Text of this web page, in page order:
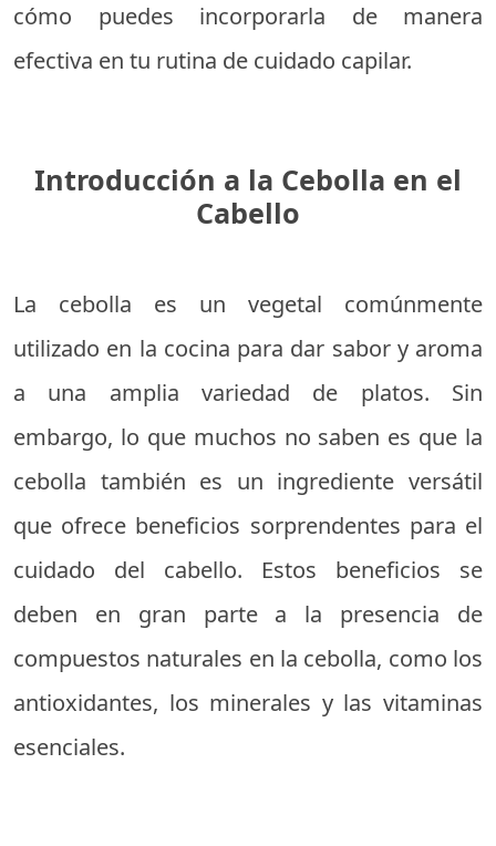
cómo puedes incorporarla de manera
efectiva en tu rutina de cuidado capilar.
Introducción a la Cebolla en el
Cabello
La cebolla es un vegetal comúnmente
utilizado en la cocina para dar sabor y aroma
a una amplia variedad de platos. Sin
embargo, lo que muchos no saben es que la
cebolla también es un ingrediente versátil
que ofrece beneficios sorprendentes para el
cuidado del cabello. Estos beneficios se
deben en gran parte a la presencia de
compuestos naturales en la cebolla, como los
antioxidantes, los minerales y las vitaminas
esenciales.